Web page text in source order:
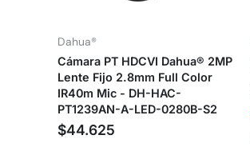
Dahua®
Cámara PT HDCVI Dahua® 2MP
Lente Fijo 2.8mm Full Color
IR40m Mic - DH-HAC-
PT1239AN-A-LED-0280B-S2
$44.625